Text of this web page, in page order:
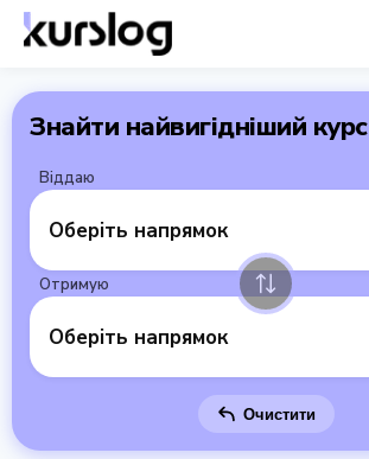
Знайти найвигідніший курс
Віддаю
Оберіть напрямок
Отримую
Оберіть напрямок
Очистити